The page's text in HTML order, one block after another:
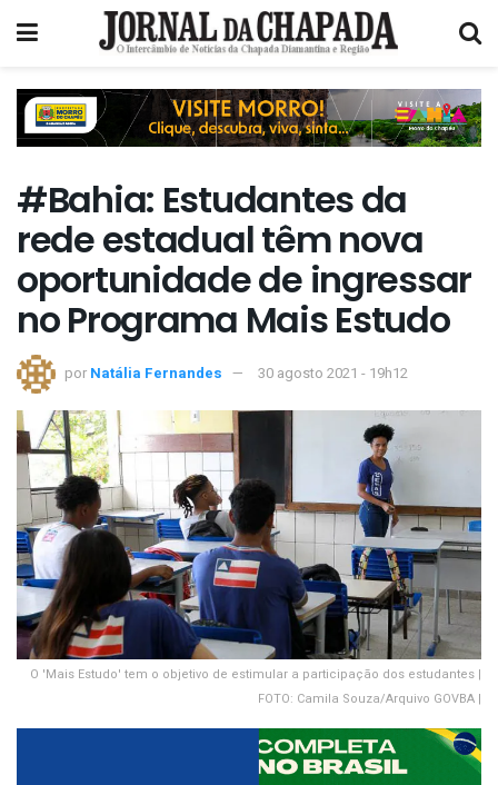
#Bahia: Estudantes da
rede estadual têm nova
oportunidade de ingressar
no Programa Mais Estudo
por Natália Fernandes 30 agosto 2021 - 19h12
O 'Mais Estudo' tem o objetivo de estimular a participação dos estudantes |
FOTO: Camila Souza/Arquivo GOVBA |